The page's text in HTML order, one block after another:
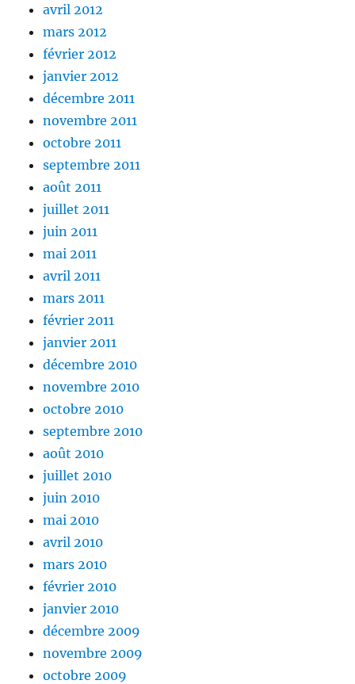
avril 2012
mars 2012
février 2012
janvier 2012
décembre 2011
novembre 2011
octobre 2011
septembre 2011
août 2011
juillet 2011
juin 2011
mai 2011
avril 2011
mars 2011
février 2011
janvier 2011
décembre 2010
novembre 2010
octobre 2010
septembre 2010
août 2010
juillet 2010
juin 2010
mai 2010
avril 2010
mars 2010
février 2010
janvier 2010
décembre 2009
novembre 2009
octobre 2009